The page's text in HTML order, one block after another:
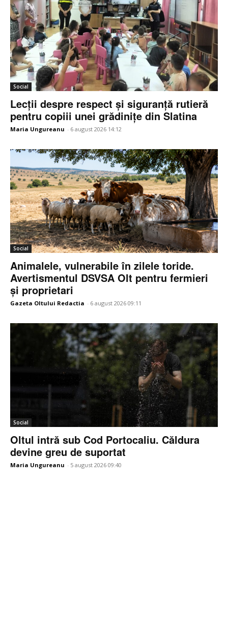
Social
Lecții despre respect și siguranță rutieră
pentru copiii unei grădinițe din Slatina
Maria Ungureanu - 6 august 2026 14:12
Social
Animalele, vulnerabile în zilele toride.
Avertismentul DSVSA Olt pentru fermieri
și proprietari
Gazeta Oltului Redactia - 6 august 2026 09:11
Social
Oltul intră sub Cod Portocaliu. Căldura
devine greu de suportat
Maria Ungureanu - 5 august 2026 09:40